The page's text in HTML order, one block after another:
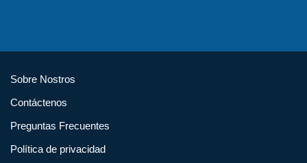
Sobre Nostros
Contáctenos
Preguntas Frecuentes
Política de privacidad